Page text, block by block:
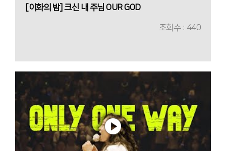
[이화의 밤] 크신 내 주님 OUR GOD
조회수 : 440